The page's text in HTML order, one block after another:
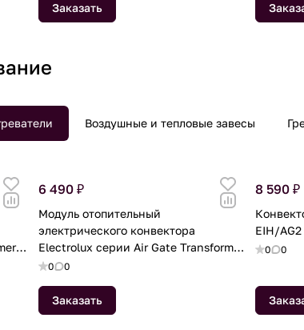
Заказать
Воздушные и тепловые завесы
6 490 ₽
Модуль отопительный
электрического конвектора
Electrolux серии Air Gate Transformer
ECH/AG2-1500 T
0 0
Заказать
8 590 ₽
EIH/
0 0